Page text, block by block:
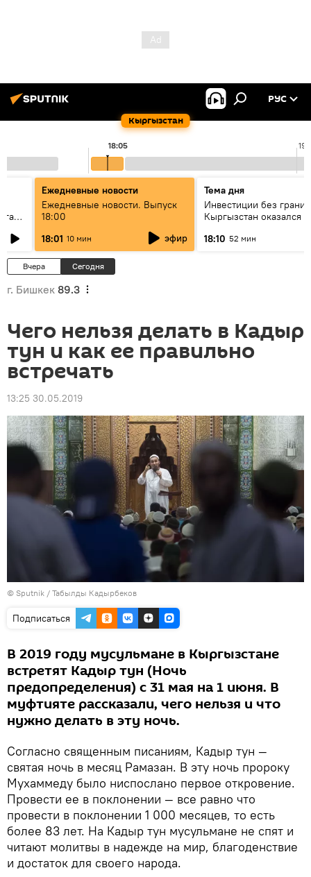
Кыргызстан
РУС
18:05
Ежедневные новости
Ежедневные новости. Выпуск
18:00
18:01 10 мин эфир
Тема дня
Инвестиции без
Кыргызстан оказался
18:10 52 мин
Вчера Сегодня
г. Бишкек 89.3
Чего нельзя делать в Кадыр
тун и как ее правильно
встречать
13:25 30.05.2019
© Sputnik / Табылды Кадырбеков
Подписаться
В 2019 году мусульмане в Кыргызстане
встретят Кадыр тун (Ночь
предопределения) с 31 мая на 1 июня. В
муфтияте рассказали, чего нельзя и что
нужно делать в эту ночь.
Согласно священным писаниям, Кадыр тун —
святая ночь в месяц Рамазан. В эту ночь пророку
Мухаммеду было ниспослано первое откровение.
Провести ее в поклонении — все равно что
провести в поклонении 1 000 месяцев, то есть
более 83 лет. На Кадыр тун мусульмане не спят и
читают молитвы в надежде на мир, благоденствие
и достаток для своего народа.